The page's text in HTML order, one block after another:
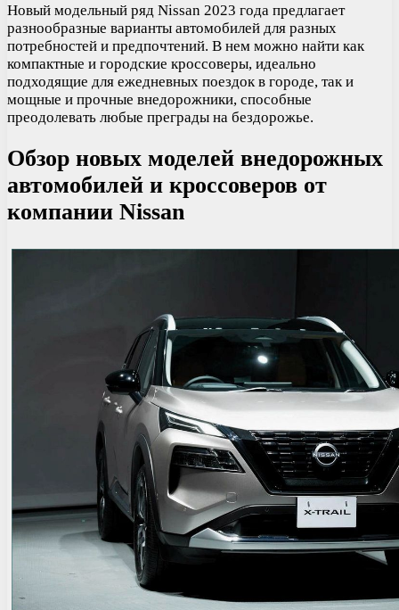
Новый модельный ряд Nissan 2023 года предлагает
разнообразные варианты автомобилей для разных
потребностей и предпочтений. В нем можно найти как
компактные и городские кроссоверы, идеально
подходящие для ежедневных поездок в городе, так и
мощные и прочные внедорожники, способные
преодолевать любые преграды на бездорожье.
Обзор новых моделей внедорожных
автомобилей и кроссоверов от
компании Nissan